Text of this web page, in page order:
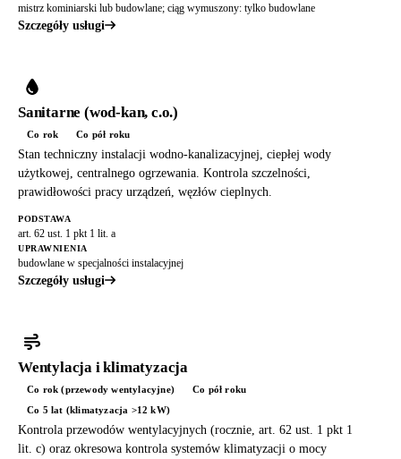
mistrz kominiarski lub budowlane; ciąg wymuszony: tylko budowlane
Szczegóły usługi
Sanitarne (wod-kan, c.o.)
Co rok Co pół roku
Stan techniczny instalacji wodno-kanalizacyjnej, ciepłej wody
użytkowej, centralnego ogrzewania. Kontrola szczelności,
prawidłowości pracy urządzeń, węzłów cieplnych.
PODSTAWA
art. 62 ust. 1 pkt 1 lit. a
UPRAWNIENIA
budowlane w specjalności instalacyjnej
Szczegóły usługi
Wentylacja i klimatyzacja
Co rok (przewody wentylacyjne)
Co pół roku
Co 5 lat (klimatyzacja >12 kW)
Kontrola przewodów wentylacyjnych (rocznie, art. 62 ust. 1 pkt 1
lit. c) oraz okresowa kontrola systemów klimatyzacji o mocy